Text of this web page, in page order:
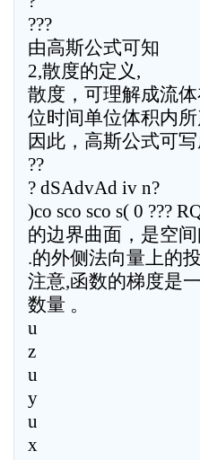
???
由高斯公式可知
2,散度的定义,
散度，可理解成流
位时间单位体积内
因此，高斯公式可写
??
? dSAdvAd iv n?
)co sco sco s( 0 ???
的边界曲面，是空
.的外侧法向量上的
注意,函数的梯度是
数量 。
u
z
u
y
u
x